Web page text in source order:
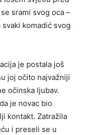
srami svog oca –
komadić svog
je postala još
joj očito najvažniji
očinska ljubav.
je novac bio
kontakt. Zatražila
i preseli se u